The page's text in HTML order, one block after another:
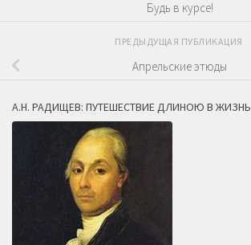
Будь в курсе!
ПРЕДЫДУЩАЯ ПУБЛИКАЦИЯ
Апрельские этюды
А.Н. РАДИЩЕВ: ПУТЕШЕСТВИЕ ДЛИНОЮ В ЖИЗНЬ